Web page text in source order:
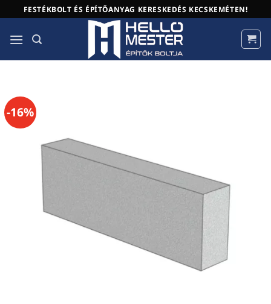
to
content
FESTÉKBOLT ÉS ÉPÍTŐANYAG KERESKEDÉS KECSKEMÉTEN!
-16%